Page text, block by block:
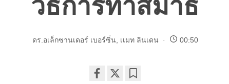
วิธีการทำสมาธิ
ดร.อเล็กซานเดอร์ เบอร์ซิ่น เเมท ลินเดน 00:50